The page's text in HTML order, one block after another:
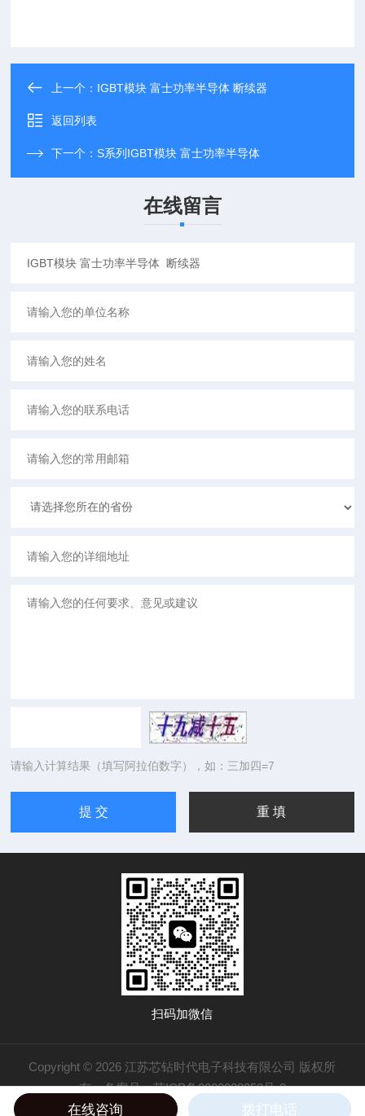
上一个： IGBT模块 富士功率半导体 断续器
返回列表
下一个：S系列IGBT模块 富士功率半导体
在线留言
请输入计算结果（填写阿拉伯数字），如：三加四=7
扫码加微信
Copyright © 2026 江苏芯钻时代电子科技有限公司 版权所
有备案号：苏ICP备2022028353号-2
技术支持：化工仪器网 管理登录 sitemap.xml
在线咨询 拨打电话